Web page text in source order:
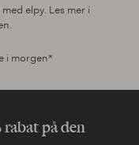
med elpy. Les mer i
i morgen*
på den